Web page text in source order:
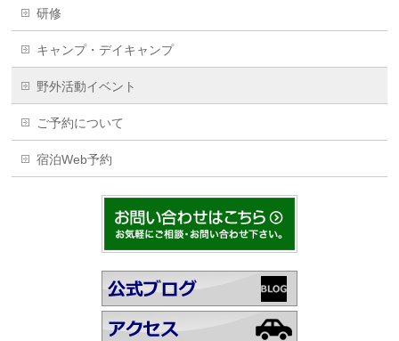
研修
キャンプ・デイキャンプ
野外活動イベント
ご予約について
宿泊Web予約